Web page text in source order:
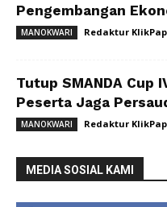
Pengembangan
MANOKWARI Redaktur
Tutup SMANDA Cup
Peserta Jaga
MANOKWARI Redaktur
MEDIA SOSIAL KAMI